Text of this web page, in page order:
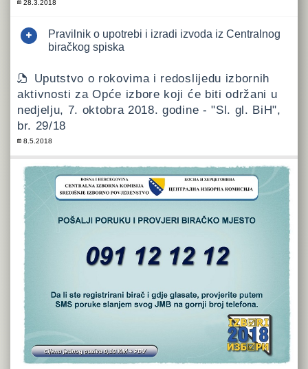
28.3.2018
Pravilnik o upotrebi i izradi izvoda iz Centralnog
biračkog spiska
Uputstvo o rokovima i redoslijedu izbornih
aktivnosti za Opće izbore koji će biti održani u
nedjelju, 7. oktobra 2018. godine - "Sl. gl. BiH",
br. 29/18
8.5.2018